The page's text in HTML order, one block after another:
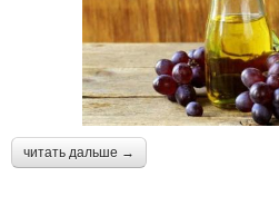
читать дальше →